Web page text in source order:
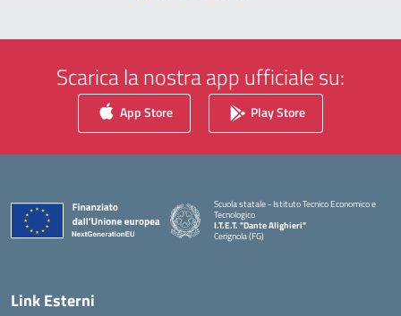
Scarica la nostra app ufficiale su:
App Store Play Store
Scuola statale - Istituto Tecnico Economico e
Tecnologico
I.T.E.T. "Dante Alighieri"
Cerignola (FG)
— Visita la pagina iniziale della scuola
Link Esterni